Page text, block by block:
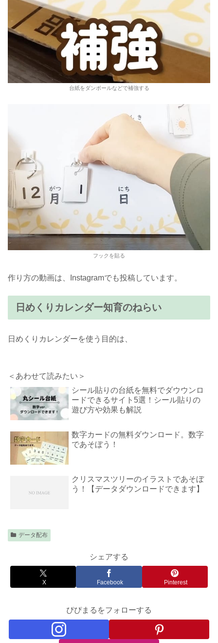
台紙をダンボールなどで補強する
フックを貼る
作り方の動画は、Instagramでも投稿しています。
日めくりカレンダー知育のねらい
日めくりカレンダーを使う目的は、
＜あわせて読みたい＞
シール貼りの台紙を無料でダウウンロ
ードできるサイト5選！シール貼りの
遊び方や効果も解説
数字カードの無料ダウンロード。数字
であそぼう！
クリスマスツリーのイラストであそぼ
う！【データダウンロードできます】
データ配布
シェアする
X Facebook Pinterest
ぴぴまるをフォローする